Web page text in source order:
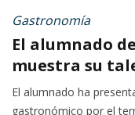
Gastronomía
El alumnado
muestra su
El alumnado ha
gastronómico por el